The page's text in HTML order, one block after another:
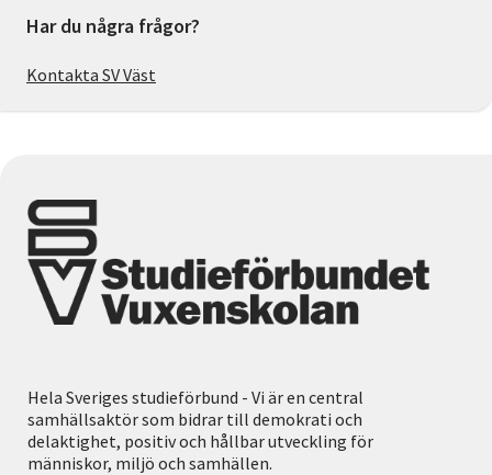
Har du några frågor?
Kontakta SV Väst
Hela Sveriges studieförbund - Vi är en central
samhällsaktör som bidrar till demokrati och
delaktighet, positiv och hållbar utveckling för
människor, miljö och samhällen.